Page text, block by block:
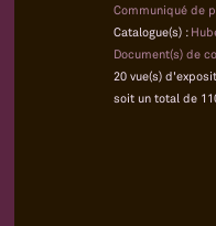
Communiqué de
Catalogue(s) :
Document(s) de
20 vue(s)
soit un total de